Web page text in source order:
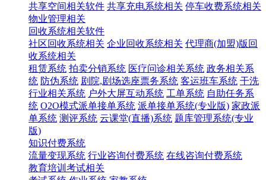
共享空间相关软件 共享充电系统相关 停车收费系统相关
物业管理相关
回收系统相关软件
社区回收系统相关 企业回收系统相关 代理商(加盟)版回
收系统相关
租赁系统 拍卖分销系统 医疗问诊相关系统 政务相关系
统 防伪系统 剧院,剧场选座票务系统 客运班车系统 干洗
行业相关系统 户外大屏互动系统 工单系统 自助任务系
统 O2O模式派单接单系统 派单接单系统(专业版) 家政派
单系统 测评系统 云课堂(直播)系统 题库管理系统(专业
版)
知识付费系统
流量变现系统 行业咨询付费系统 在线咨询付费系统
教育培训考试相关